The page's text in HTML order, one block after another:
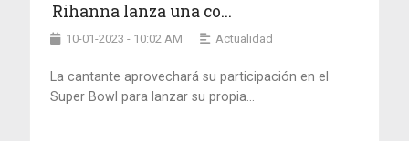
Rihanna lanza una co...
10-01-2023 - 10:02 AM Actualidad
La cantante aprovechará su participación en el
Super Bowl para lanzar su propia...